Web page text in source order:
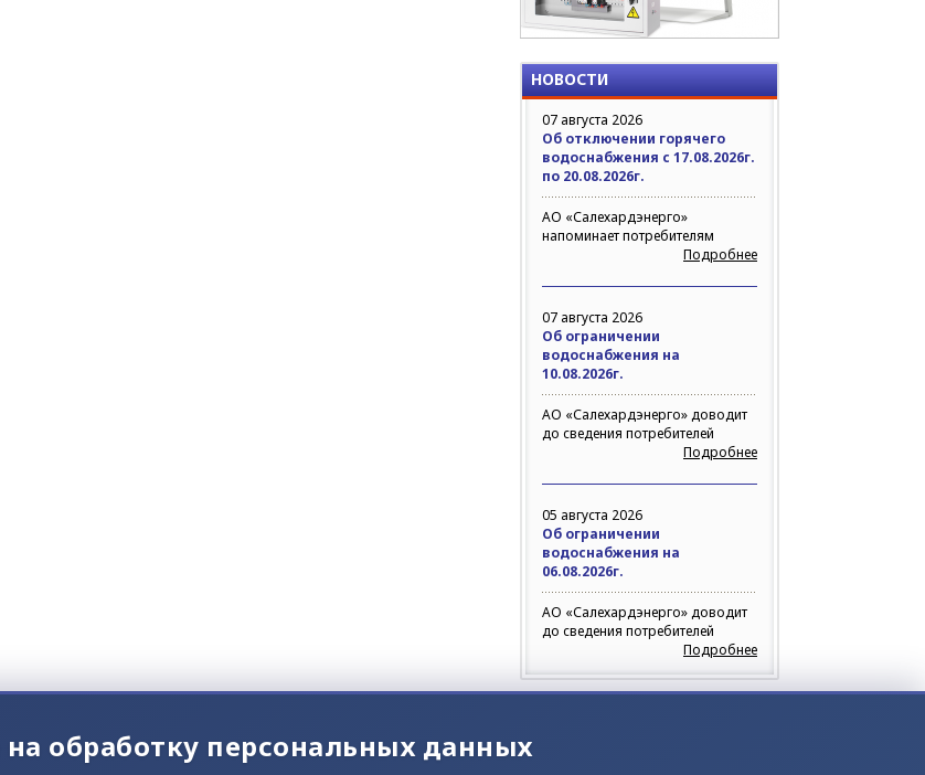
НОВОСТИ
07 августа 2026
Об отключении горячего
водоснабжения с 17.08.2026г.
по 20.08.2026г.
АО «Салехардэнерго»
напоминает потребителям
Подробнее
07 августа 2026
Об ограничении
водоснабжения на
10.08.2026г.
АО «Салехардэнерго» доводит
до сведения потребителей
Подробнее
05 августа 2026
Об ограничении
водоснабжения на
06.08.2026г.
АО «Салехардэнерго» доводит
до сведения потребителей
Подробнее
на обработку персональных данных